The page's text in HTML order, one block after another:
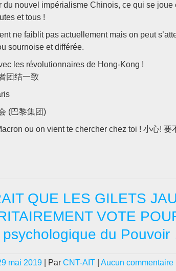
du nouvel impérialisme Chinois, ce qui se
et tous !
ne faiblit pas actuellement mais on peut
sournoise et différée.
les révolutionnaires de Hong-Kong !
团结一致
(巴黎集团)
ou on vient te chercher chez toi ! 小心! 要
QUE LES GILETS
VOTE
psychologique du
mai 2019 | Par CNT-AIT Aucun commentaire